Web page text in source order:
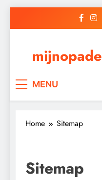
MENU
Home Sitemap
Sitemap